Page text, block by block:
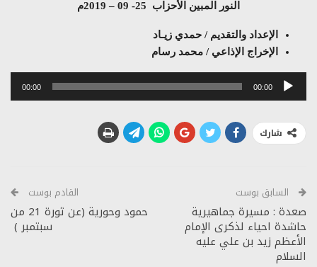
النور المبين الأحزاب 25- 09 – 2019م
الإعداد والتقديم / حمدي زيـاد
الإخراج الإذاعي / محمد رسام
مشغل
00:00
00:00
شارك
السابق بوست
صعدة : مسيرة جماهيرية
حاشدة احياء لذكرى الإمام
الأعظم زيد بن علي عليه
السلام
القادم بوست
حمود وحورية (عن ثورة 21 من
سبتمبر )